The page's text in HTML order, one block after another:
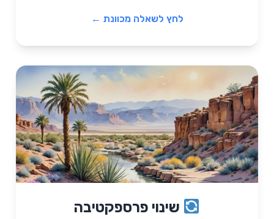
לחץ לשאלה מכוונת ←
שינוי פרספקטיבה
שאלה מכוונת